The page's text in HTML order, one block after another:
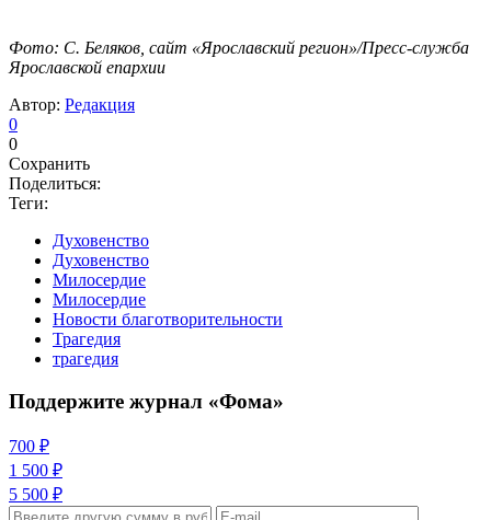
Фото: С. Беляков, сайт «Ярославский регион»/Пресс-служба
Ярославской епархии
Автор: Редакция
0
0
Сохранить
Поделиться:
Теги:
Духовенство
Духовенство
Милосердие
Милосердие
Новости благотворительности
Трагедия
трагедия
Поддержите журнал «Фома»
700 ₽
1 500 ₽
5 500 ₽